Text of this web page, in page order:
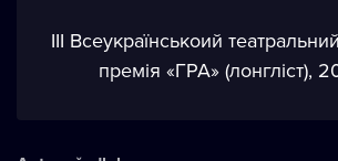
III Всеукраїнськоий
премія «ГРА» (лонгліст),